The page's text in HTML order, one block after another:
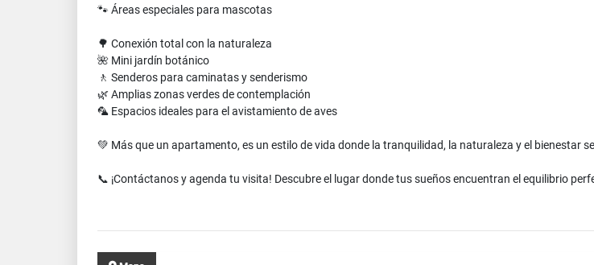
🐾 Áreas especiales para mascotas
🌳 Conexión total con la naturaleza
🌺 Mini jardín botánico
🚶 Senderos para caminatas y senderismo
🌿 Amplias zonas verdes de contemplación
🦜 Espacios ideales para el avistamiento de aves
💚 Más que un apartamento, es un estilo de vida donde la tranquilidad, la naturaleza y el bienestar
📞 ¡Contáctanos y agenda tu visita! Descubre el lugar donde tus sueños encuentran el equilibrio